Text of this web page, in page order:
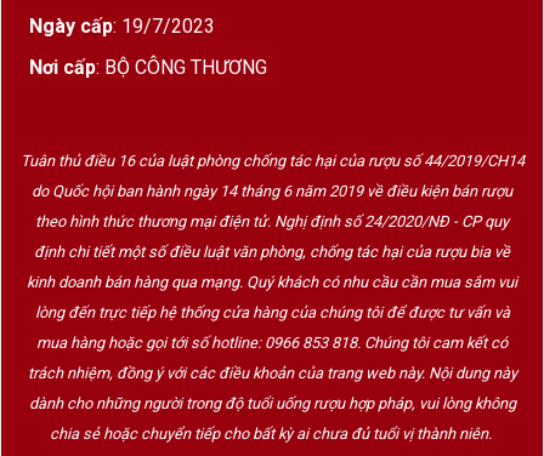
Ngày cấp: 19/7/2023
Nơi cấp: BỘ CÔNG THƯƠNG
Tuân thủ điều 16 của luật phòng chống tác hại của rượu số 44/2019/CH14
do Quốc hội ban hành ngày 14 tháng 6 năm 2019 về điều kiện bán rượu
theo hình thức thương mại điện tử. Nghị định số 24/2020/NĐ - CP quy
định chi tiết một số điều luật văn phòng, chống tác hại của rượu bia về
kinh doanh bán hàng qua mạng. Quý khách có nhu cầu cần mua sắm vui
lòng đến trực tiếp hệ thống cửa hàng của chúng tôi để được tư vấn và
mua hàng hoặc gọi tới số hotline: 0966 853 818. Chúng tôi cam kết có
trách nhiệm, đồng ý với các điều khoản của trang web này. Nội dung này
dành cho những người trong độ tuổi uống rượu hợp pháp, vui lòng không
chia sẻ hoặc chuyển tiếp cho bất kỳ ai chưa đủ tuổi vị thành niên.